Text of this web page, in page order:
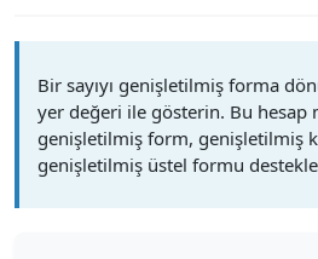
Bir sayıyı genişletilmiş forma
yer değeri ile gösterin. Bu hesap
genişletilmiş form, genişletilmiş
genişletilmiş üstel formu